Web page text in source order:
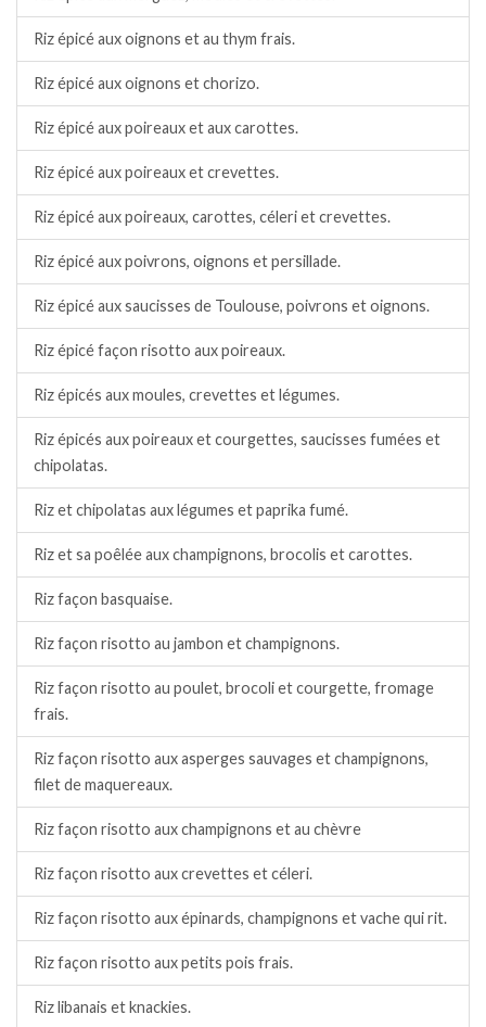
Riz épicé aux oignons et au thym frais.
Riz épicé aux oignons et chorizo.
Riz épicé aux poireaux et aux carottes.
Riz épicé aux poireaux et crevettes.
Riz épicé aux poireaux, carottes, céleri et crevettes.
Riz épicé aux poivrons, oignons et persillade.
Riz épicé aux saucisses de Toulouse, poivrons et oignons.
Riz épicé façon risotto aux poireaux.
Riz épicés aux moules, crevettes et légumes.
Riz épicés aux poireaux et courgettes, saucisses fumées et
chipolatas.
Riz et chipolatas aux légumes et paprika fumé.
Riz et sa poêlée aux champignons, brocolis et carottes.
Riz façon basquaise.
Riz façon risotto au jambon et champignons.
Riz façon risotto au poulet, brocoli et courgette, fromage
frais.
Riz façon risotto aux asperges sauvages et champignons,
filet de maquereaux.
Riz façon risotto aux champignons et au chèvre
Riz façon risotto aux crevettes et céleri.
Riz façon risotto aux épinards, champignons et vache qui rit.
Riz façon risotto aux petits pois frais.
Riz libanais et knackies.